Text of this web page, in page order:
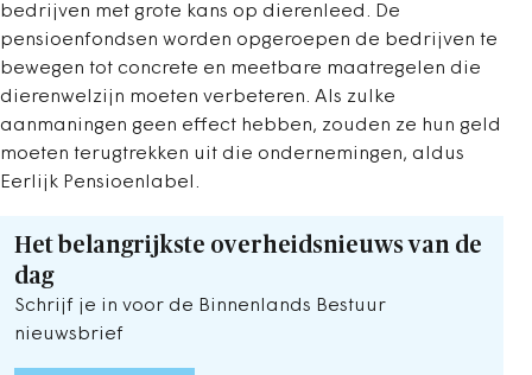
bedrijven met grote kans op dierenleed. De
pensioenfondsen worden opgeroepen de bedrijven te
bewegen tot concrete en meetbare maatregelen die
dierenwelzijn moeten verbeteren. Als zulke
aanmaningen geen effect hebben, zouden ze hun geld
moeten terugtrekken uit die ondernemingen, aldus
Eerlijk Pensioenlabel.
Het belangrijkste overheidsnieuws van de
dag
Schrijf je in voor de Binnenlands Bestuur
nieuwsbrief